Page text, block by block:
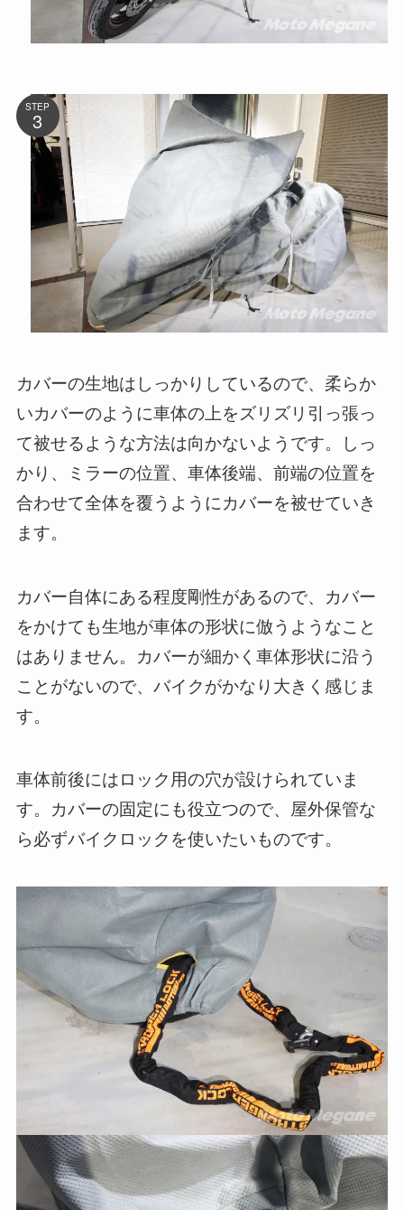
STEP
カバーの生地はしっかりしているので、柔らか
いカバーのように車体の上をズリズリ引っ張っ
て被せるような方法は向かないようです。しっ
かり、ミラーの位置、車体後端、前端の位置を
合わせて全体を覆うようにカバーを被せていき
ます。
カバー自体にある程度剛性があるので、カバー
をかけても生地が車体の形状に倣うようなこと
はありません。カバーが細かく車体形状に沿う
ことがないので、バイクがかなり大きく感じま
す。
車体前後にはロック用の穴が設けられていま
す。カバーの固定にも役立つので、屋外保管な
ら必ずバイクロックを使いたいものです。